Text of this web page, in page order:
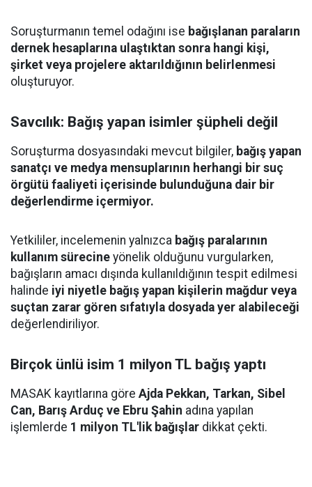
Soruşturmanın temel odağını ise bağışlanan paraların
dernek hesaplarına ulaştıktan sonra hangi kişi,
şirket veya projelere aktarıldığının belirlenmesi
oluşturuyor.
Savcılık: Bağış yapan isimler şüpheli değil
Soruşturma dosyasındaki mevcut bilgiler, bağış yapan
sanatçı ve medya mensuplarının herhangi bir suç
örgütü faaliyeti içerisinde bulunduğuna dair bir
değerlendirme içermiyor.
Yetkililer, incelemenin yalnızca bağış paralarının
kullanım sürecine yönelik olduğunu vurgularken,
bağışların amacı dışında kullanıldığının tespit edilmesi
halinde iyi niyetle bağış yapan kişilerin mağdur veya
suçtan zarar gören sıfatıyla dosyada yer alabileceği
değerlendiriliyor.
Birçok ünlü isim 1 milyon TL bağış yaptı
MASAK kayıtlarına göre Ajda Pekkan, Tarkan, Sibel
Can, Barış Arduç ve Ebru Şahin adına yapılan
işlemlerde 1 milyon TL'lik bağışlar dikkat çekti.